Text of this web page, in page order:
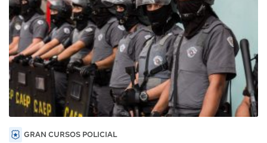
GRAN CURSOS POLICIAL